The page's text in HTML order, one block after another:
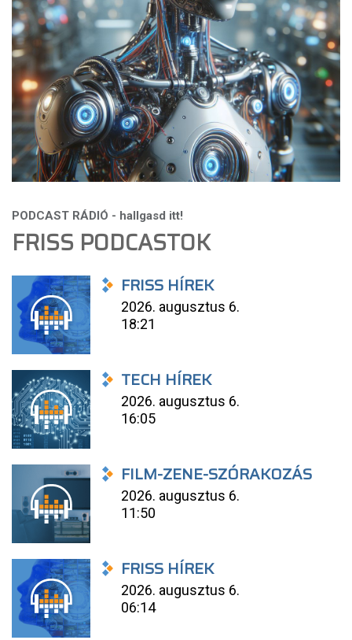
FRISS PODCASTOK
FRISS HÍREK
2026. augusztus 6.
18:21
TECH HÍREK
2026. augusztus 6.
16:05
FILM-ZENE-SZÓRAKOZÁS
2026. augusztus 6.
11:50
FRISS HÍREK
2026. augusztus 6.
06:14